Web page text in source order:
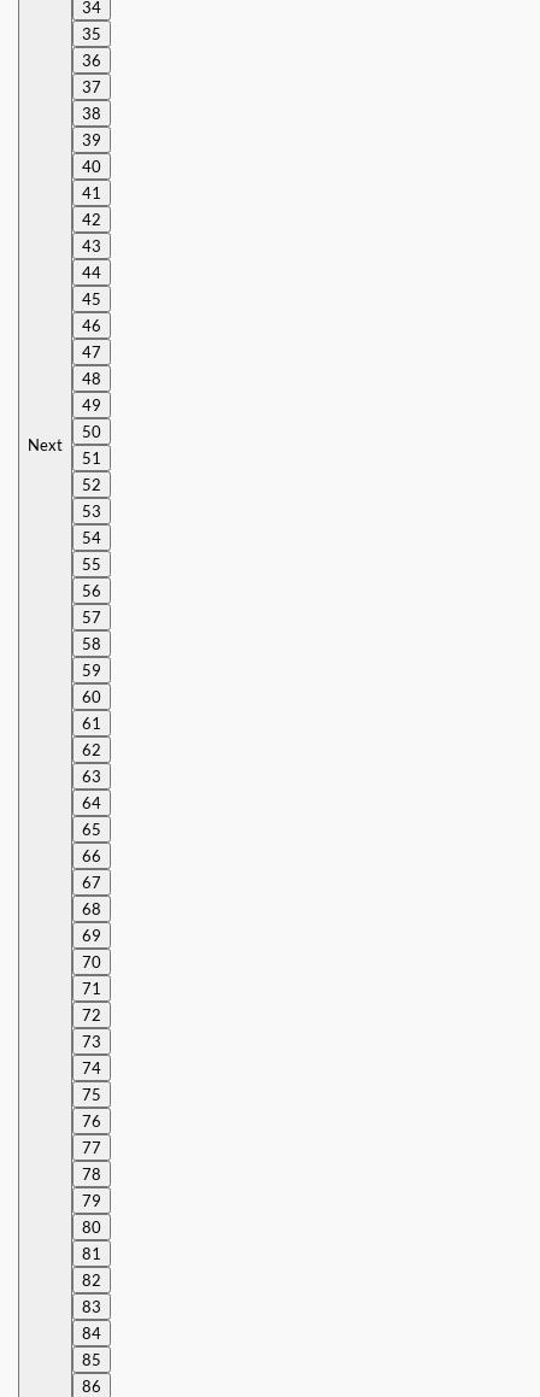
Next
34
35
36
37
38
39
40
41
42
43
44
45
46
47
48
49
50
51
52
53
54
55
56
57
58
59
60
61
62
63
64
65
66
67
68
69
70
71
72
73
74
75
76
77
78
79
80
81
82
83
84
85
86